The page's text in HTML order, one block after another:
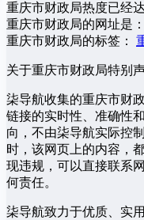
重庆市财政局热度已经
重庆市财政局的网址是：
重庆市财政局的标签：
关于重庆市财政局特别
柒导航收集的重庆市财
链接的实时性、准确性
向，不由柒导航实际控
时，该网页上的内容，
现违规，可以直接联系
何责任。
柒导航致力于优质、实